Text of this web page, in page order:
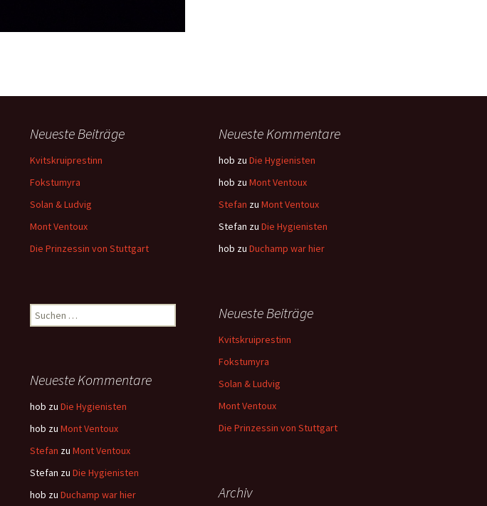
Neueste Beiträge
Kvitskruiprestinn
Fokstumyra
Solan & Ludvig
Mont Ventoux
Die Prinzessin von Stuttgart
Neueste Kommentare
hob zu Die Hygienisten
hob zu Mont Ventoux
Stefan zu Mont Ventoux
Stefan zu Die Hygienisten
hob zu Duchamp war hier
Suchen
nach:
Neueste Beiträge
Kvitskruiprestinn
Fokstumyra
Solan & Ludvig
Mont Ventoux
Die Prinzessin von Stuttgart
Neueste Kommentare
hob zu Die Hygienisten
hob zu Mont Ventoux
Stefan zu Mont Ventoux
Stefan zu Die Hygienisten
hob zu Duchamp war hier Archiv